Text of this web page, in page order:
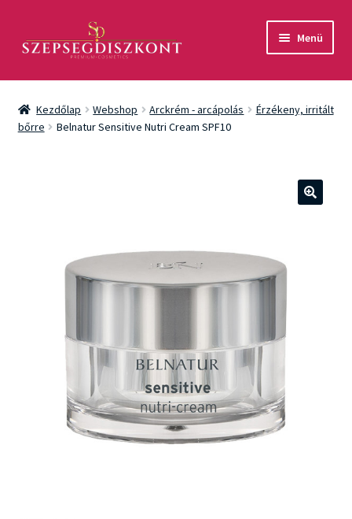
aa
Menü
Akció
Csomagok
Kezdőlap Webshop Arckrém - arcápolás
Érzékeny, irritált
bőrre
Belnatur Sensitive Nutri Cream SPF10